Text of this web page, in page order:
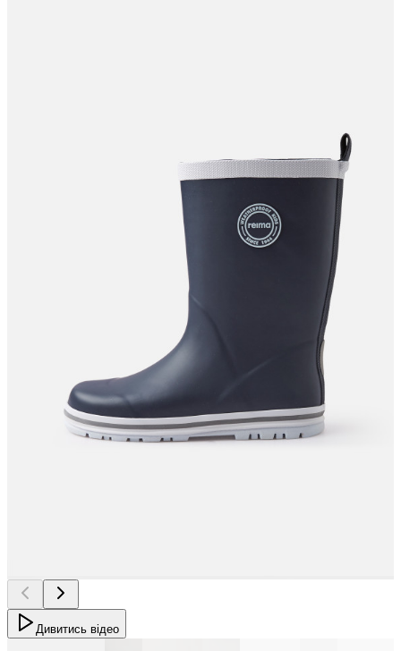
Дивитись відео